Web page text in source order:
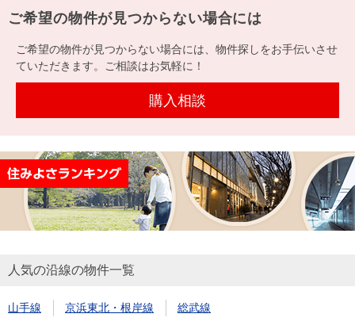
探す
建て
す
投
用
件
を
探
す
事業
件を
購入向け
サービス
ンシミュ
売却
時手
金額
売却向け
サービス
周辺相場
検索
住まい1プ
ラス（お
住まいと
暮らしの
売却ガイ
ド
ョン
沿革
本社地
図
ニュース
（電子ブ
提携企業にお勤めの方
会員ページ
閉じる
ご希望の物件が見つからない場合には
ご希望の物件が見つからない場合には、物件探しをお手伝いさせ
ていただきます。ご相談はお気軽に！
購入相談
人気の沿線の物件一覧
山手線 京浜東北・根岸線 総武線